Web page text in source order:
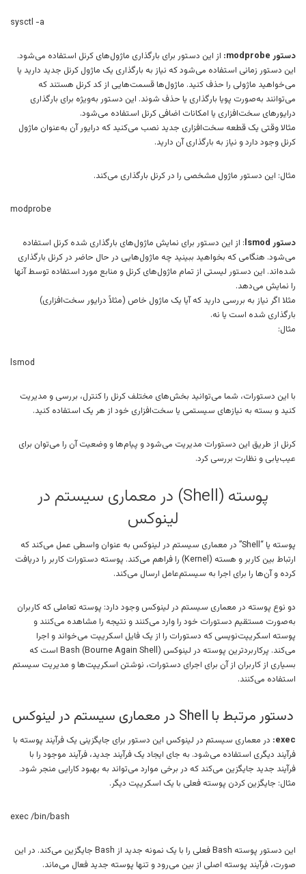
sysctl -a
دستور modprobe:
از این دستور برای بارگذاری ماژول‌های کرنل استفاده می‌شود.
این دستور زمانی استفاده می‌شود که نیاز به بارگذاری یک ماژول کرنل جدید دارید یا
می‌خواهید ماژولی را حذف کنید. ماژول‌ها قسمت‌هایی از کد کرنل هستند که
می‌توانند به‌صورت پویا بارگذاری یا حذف شوند. این دستور به‌ویژه برای بارگذاری
درایورهای سخت‌افزاری یا امکانات اضافی کرنل استفاده می‌شود.
مثالا وقتی یک قطعه سخت‌افزاری جدید نصب می‌کنید که درایور آن به‌عنوان ماژول
کرنل وجود دارد و نیاز به بارگذاری آن دارید.
مثال: این دستور ماژول مشخصی را در کرنل بارگذاری می‌کند.
modprobe
دستور lsmod
: از این دستور برای نمایش ماژول‌های بارگذاری شده کرنل استفاده
می‌شود. هنگامی که بخواهید ببینید چه ماژول‌هایی در حال حاضر در کرنل بارگذاری
شده‌اند. این دستور لیستی از تمام ماژول‌های کرنل و منابع مورد استفاده توسط آنها
را نمایش می‌دهد.
مثلا اگر نیاز به بررسی دارید که آیا یک ماژول خاص (مثلاً درایور سخت‌افزاری)
بارگذاری شده است یا نه.
مثال:
lsmod
با این دستورات، شما می‌توانید بخش‌های مختلف کرنل را کنترل، بررسی و مدیریت
کنید و بسته به نیازهای سیستمی یا سخت‌افزاری خود از هر یک استفاده کنید.
کرنل از طریق این دستورات مدیریت می‌شود و پیام‌ها و وضعیت آن را می‌توان برای
عیب‌یابی و نظارت بررسی کرد.
پوسته (Shell) در معماری سیستم در
لینوکس
پوسته یا “Shell” در معماری سیستم در لینوکس به عنوان واسطی عمل می‌کند که
ارتباط بین کاربر و هسته (Kernel) را فراهم می‌کند. پوسته دستورات کاربر را دریافت
کرده و آن‌ها را برای اجرا به سیستم‌عامل ارسال می‌کند.
دو نوع پوسته در معماری سیستم در لینوکس وجود دارد: پوسته تعاملی که کاربران
به‌صورت مستقیم دستورات خود را وارد می‌کنند و نتیجه را مشاهده می‌کنند و
پوسته اسکریپت‌نویسی که دستورات را از یک فایل اسکریپت می‌خواند و اجرا
می‌کند. پرکاربردترین پوسته در لینوکس Bash (Bourne Again Shell) است که
بسیاری از کاربران از آن برای اجرای دستورات، نوشتن اسکریپت‌ها و مدیریت سیستم
استفاده می‌کنند.
دستور مرتبط با Shell در معماری سیستم در لینوکس
exec: در معماری سیستم در لینوکس این دستور برای جایگزینی یک فرآیند پوسته با
فرآیند دیگری استفاده می‌شود. به جای ایجاد یک فرآیند جدید، فرآیند موجود را با
فرآیند جدید جایگزین می‌کند که در برخی موارد می‌تواند به بهبود کارایی منجر شود.
مثال: جایگزین کردن پوسته فعلی با یک اسکریپت دیگر.
exec /bin/bash
این دستور پوسته Bash فعلی را با یک نمونه جدید از Bash جایگزین می‌کند. در این
صورت، فرآیند پوسته اصلی از بین می‌رود و تنها پوسته جدید فعال می‌ماند.